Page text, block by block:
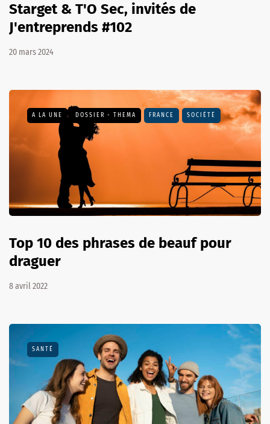
Starget & T'O Sec, invités de
J'entreprends #102
20 mars 2024
A LA UNE DOSSIER - THEMA FRANCE SOCIÉTÉ
Top 10 des phrases de beauf pour
draguer
8 avril 2022
SANTÉ